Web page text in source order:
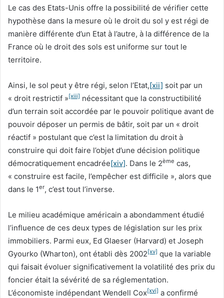
Le cas des Etats-Unis offre la possibilité de vérifier cette
hypothèse dans la mesure où le droit du sol y est régi de
manière différente d’un Etat à l’autre, à la différence de la
France où le droit des sols est uniforme sur tout le
territoire.
Ainsi, le sol peut y être régi, selon l’Etat,[xii] soit par un
« droit restrictif »[xiii] nécessitant que la constructibilité
d’un terrain soit accordée par le pouvoir politique avant de
pouvoir déposer un permis de bâtir, soit par un « droit
réactif » postulant que c’est la limitation du droit à
construire qui doit faire l’objet d’une décision politique
démocratiquement encadrée[xiv]. Dans le 2ème cas,
« construire est facile, l’empêcher est difficile », alors que
dans le 1er, c’est tout l’inverse.
Le milieu académique américain a abondamment étudié
l’influence de ces deux types de législation sur les prix
immobiliers. Parmi eux, Ed Glaeser (Harvard) et Joseph
Gyourko (Wharton), ont établi dès 2002[xv] que la variable
qui faisait évoluer significativement la volatilité des prix du
foncier était la sévérité de sa réglementation.
L’économiste indépendant Wendell Cox[xvi] a confirmé